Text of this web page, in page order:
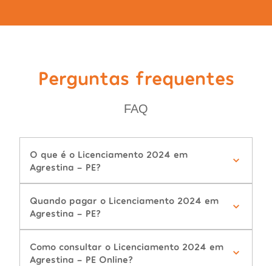
Perguntas frequentes
FAQ
O que é o Licenciamento 2024 em
Agrestina - PE?
Quando pagar o Licenciamento 2024 em
Agrestina - PE?
Como consultar o Licenciamento 2024 em
Agrestina - PE Online?